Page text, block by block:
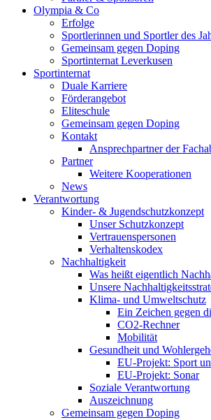
Olympia & Co
Erfolge
Sportlerinnen und Sportler des
Gemeinsam gegen Doping
Sportinternat Leverkusen
Sportinternat
Duale Karriere
Förderangebot
Eliteschule
Gemeinsam gegen Doping
Kontakt
Ansprechpartner der
Partner
Weitere Kooperationen
News
Verantwortung
Kinder- & Jugendschutzkonzept
Unser Schutzkonzept
Vertrauenspersonen
Verhaltenskodex
Nachhaltigkeit
Was heißt eigentlich
Unsere
Klima- und Umweltschutz
Ein Zeichen gegen
CO2-Rechner
Mobilität
Gesundheit und
EU-Projekt: Sport
EU-Projekt: Sonar
Soziale Verantwortung
Auszeichnung
Gemeinsam gegen Doping